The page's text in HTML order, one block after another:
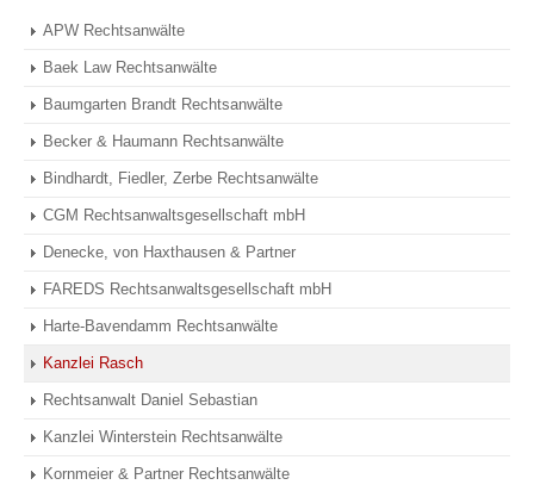
APW Rechtsanwälte
Baek Law Rechtsanwälte
Baumgarten Brandt Rechtsanwälte
Becker & Haumann Rechtsanwälte
Bindhardt, Fiedler, Zerbe Rechtsanwälte
CGM Rechtsanwaltsgesellschaft mbH
Denecke, von Haxthausen & Partner
FAREDS Rechtsanwaltsgesellschaft mbH
Harte-Bavendamm Rechtsanwälte
Kanzlei Rasch
Rechtsanwalt Daniel Sebastian
Kanzlei Winterstein Rechtsanwälte
Kornmeier & Partner Rechtsanwälte